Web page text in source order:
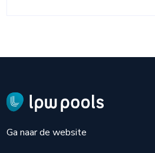
Ga naar de website